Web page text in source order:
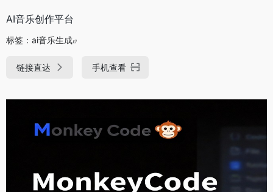
AI音乐创作平台
标签： ai音乐生成
链接直达 手机查看